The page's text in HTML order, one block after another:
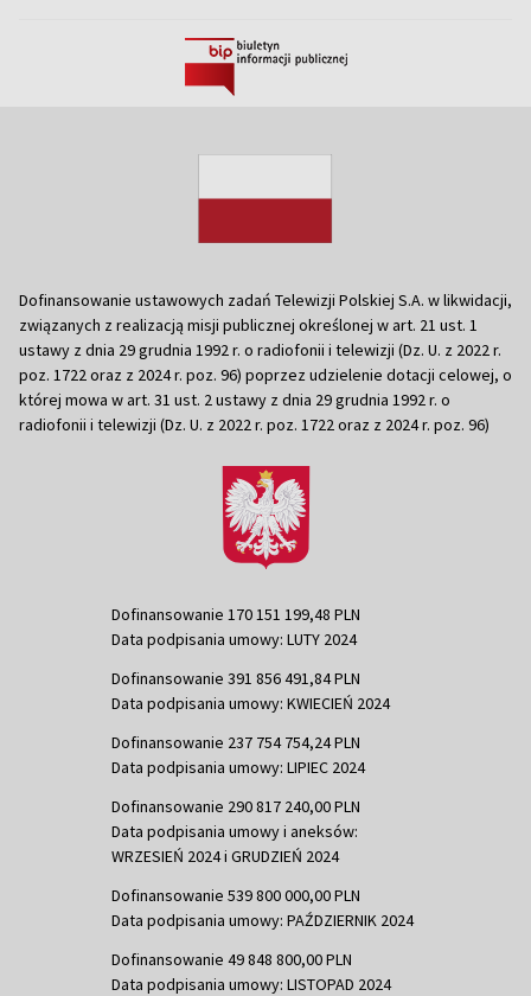
Dofinansowanie ustawowych zadań Telewizji Polskiej S.A. w likwidacji,
związanych z realizacją misji publicznej określonej w art. 21 ust. 1
ustawy z dnia 29 grudnia 1992 r. o radiofonii i telewizji (Dz. U. z 2022 r.
poz. 1722 oraz z 2024 r. poz. 96) poprzez udzielenie dotacji celowej, o
której mowa w art. 31 ust. 2 ustawy z dnia 29 grudnia 1992 r. o
radiofonii i telewizji (Dz. U. z 2022 r. poz. 1722 oraz z 2024 r. poz. 96)
Dofinansowanie 170 151 199,48 PLN
Data podpisania umowy: LUTY 2024
Dofinansowanie 391 856 491,84 PLN
Data podpisania umowy: KWIECIEŃ 2024
Dofinansowanie 237 754 754,24 PLN
Data podpisania umowy: LIPIEC 2024
Dofinansowanie 290 817 240,00 PLN
Data podpisania umowy i aneksów:
WRZESIEŃ 2024 i GRUDZIEŃ 2024
Dofinansowanie 539 800 000,00 PLN
Data podpisania umowy: PAŹDZIERNIK 2024
Dofinansowanie 49 848 800,00 PLN
Data podpisania umowy: LISTOPAD 2024